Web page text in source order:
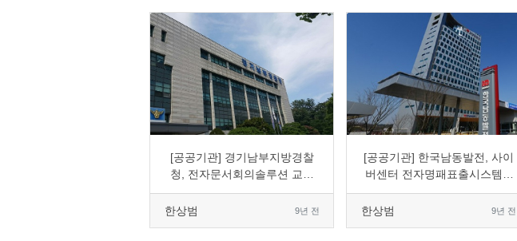
0 3443 2 0
[공공기관] 경기남부지방경찰
청, 전자문서회의솔루션 교체
도입
한상범
9년 전
0 3504 4 0
[공공기관] 한국남동발전, 사이
버센터 전자명패표출시스템 7
인치 도입
한상범
9년 전